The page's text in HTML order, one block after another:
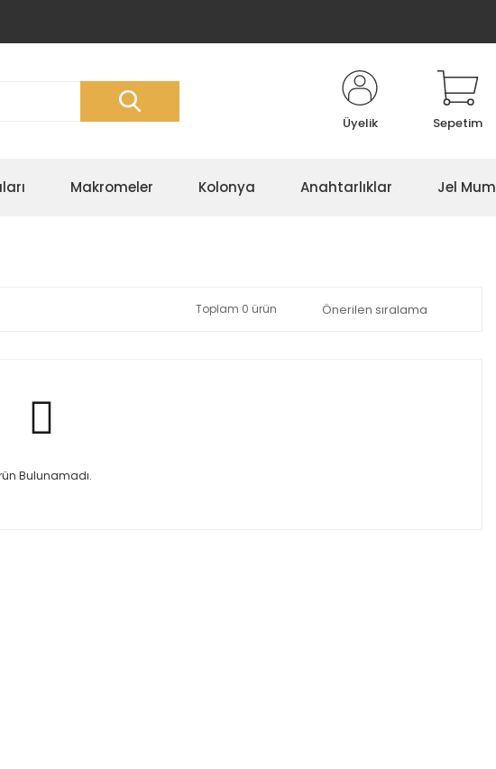
Üyelik Sepetim
Makromeler Kolonya Anahtarlıklar Jel
Toplam 0 ürün
Bulunamadı.